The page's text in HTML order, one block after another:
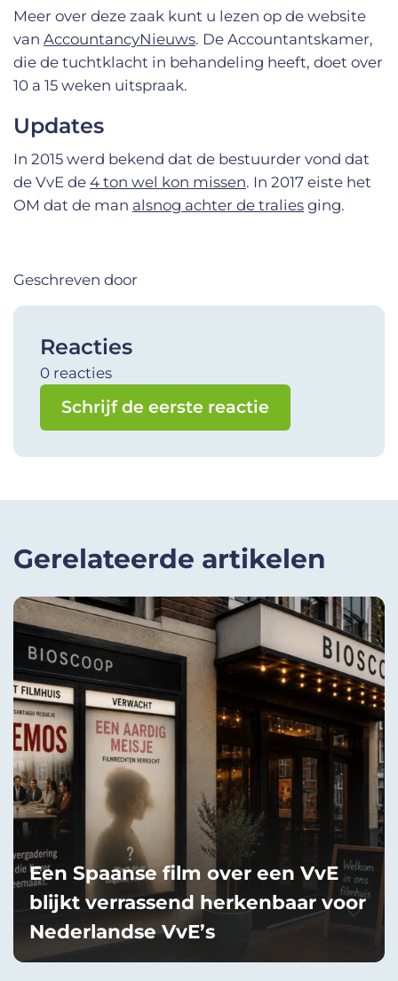
Meer over deze zaak kunt u lezen op de website
van AccountancyNieuws. De Accountantskamer,
die de tuchtklacht in behandeling heeft, doet over
10 a 15 weken uitspraak.
Updates
In 2015 werd bekend dat de bestuurder vond dat
de VvE de 4 ton wel kon missen. In 2017 eiste het
OM dat de man alsnog achter de tralies ging.
Geschreven door
Reacties
0 reacties
Schrijf de eerste reactie
Gerelateerde artikelen
Een Spaanse film over een VvE
blijkt verrassend herkenbaar voor
Nederlandse VvE’s